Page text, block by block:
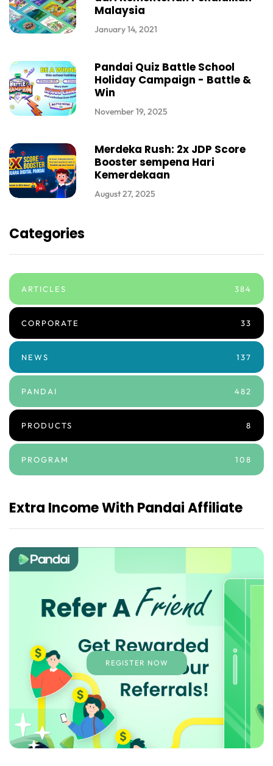
Malaysia
January 14, 2021
Pandai Quiz Battle School
Holiday Campaign - Battle &
Win
November 19, 2025
Merdeka Rush: 2x JDP Score
Booster sempena Hari
Kemerdekaan
August 27, 2025
Categories
ARTICLES 384
CORPORATE 33
NEWS 137
PANDAI 482
PRODUCTS 8
PROGRAM 108
Extra Income With Pandai Affiliate
REGISTER NOW